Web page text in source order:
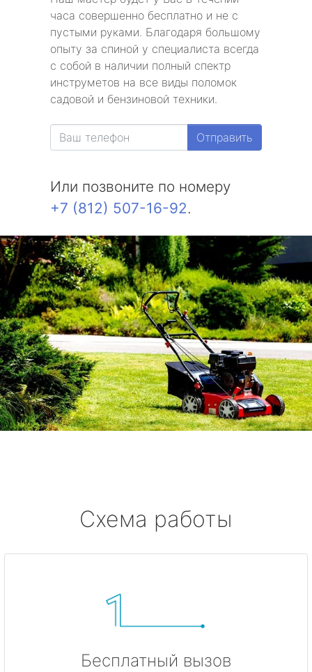
часа совершенно бесплатно и не с
пустыми руками. Благодаря большому
опыту за спиной у специалиста всегда
с собой в наличии полный спектр
инструметов на все виды поломок
садовой и бензиновой техники.
Отправить
Или позвоните по номеру
+7 (812) 507-16-92.
Схема работы
Бесплатный вызов